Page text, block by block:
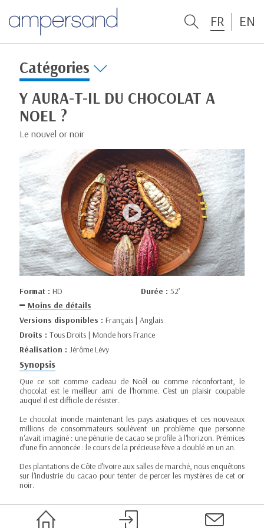
FR EN
Catégories
Y AURA-T-IL DU CHOCOLAT A
NOEL ?
Le nouvel or noir
Format : HD Durée : 52’
Moins de détails
Versions disponibles : Français | Anglais
Droits : Tous Droits | Monde hors France
Réalisation : Jérôme Lévy
Synopsis
Que ce soit comme cadeau de Noël ou comme réconfortant, le
chocolat est le meilleur ami de l'homme. C'est un plaisir coupable
auquel il est difficile de résister.
Le chocolat inonde maintenant les pays asiatiques et ces nouveaux
millions de consommateurs soulèvent un problème que personne
n'avait imaginé : une pénurie de cacao se profile à l'horizon. Prémices
d’une fin annoncée : le cours de la précieuse fève a doublé en un an.
Des plantations de Côte d’Ivoire aux salles de marché, nous enquêtons
sur l'industrie du cacao pour tenter de percer les mystères de cet or
noir.